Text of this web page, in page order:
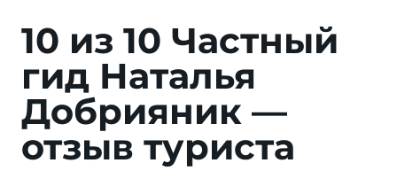
10 из 10 Частный
гид Наталья
Добрияник —
отзыв туриста